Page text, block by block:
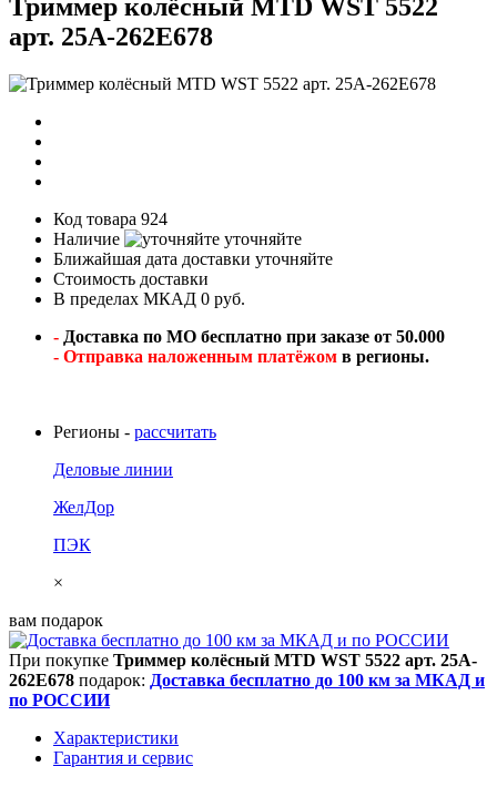
Триммер колёсный MTD WST 5522
арт. 25A-262E678
Код товара 924
Наличие
уточняйте
Ближайшая дата доставки уточняйте
Стоимость доставки
В пределах МКАД 0 руб.
- Доставка по МО бесплатно при заказе от 50.000
- Отправка наложенным платёжом в регионы.
Регионы - рассчитать
Деловые линии
ЖелДор
ПЭК
×
вам подарок
При покупке Триммер колёсный MTD WST 5522 арт. 25A-
262E678 подарок: Доставка бесплатно до 100 км за МКАД и
по РОССИИ
Характеристики
Гарантия и сервис